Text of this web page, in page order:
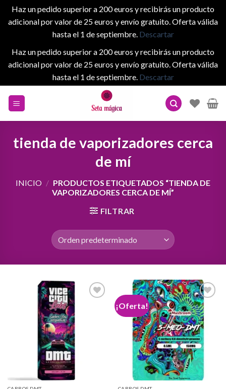
Haz un pedido superior a 200 euros y recibirás un producto
adicional por valor de 25 euros y envío gratuito. Oferta válida
hasta el 1 de septiembre. Descartar
Haz un pedido superior a 200 euros y recibirás un producto
adicional por valor de 25 euros y envío gratuito. Oferta válida
hasta el 1 de septiembre. Descartar
tienda de vaporizadores cerca
de mí
INICIO / PRODUCTOS ETIQUETADOS “TIENDA DE
VAPORIZADORES CERCA DE MÍ”
FILTRAR
¡Oferta!
Add to
wishlist